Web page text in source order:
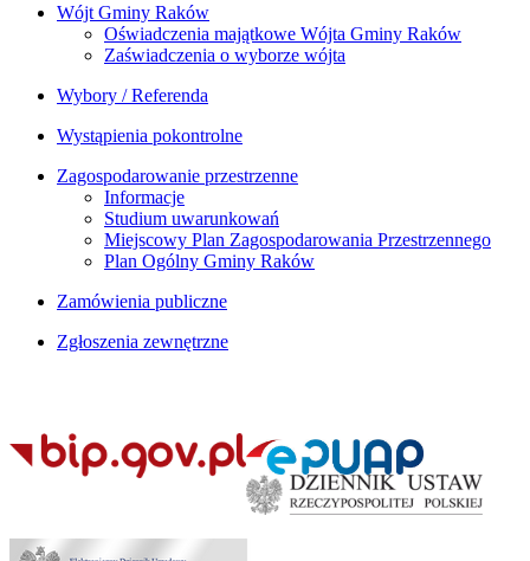
Wójt Gminy Raków
Oświadczenia majątkowe Wójta Gminy Raków
Zaświadczenia o wyborze wójta
Wybory / Referenda
Wystąpienia pokontrolne
Zagospodarowanie przestrzenne
Informacje
Studium uwarunkowań
Miejscowy Plan Zagospodarowania Przestrzennego
Plan Ogólny Gminy Raków
Zamówienia publiczne
Zgłoszenia zewnętrzne